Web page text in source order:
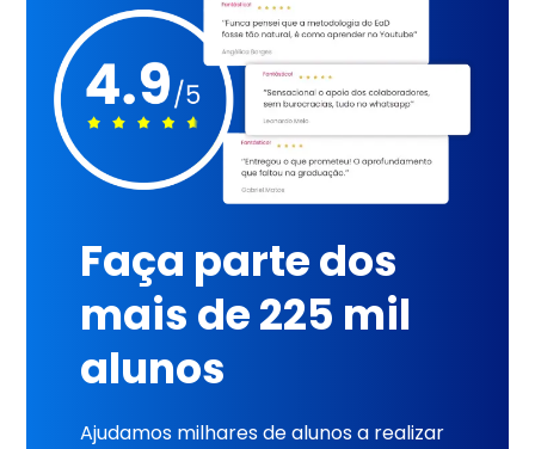
Faça parte dos
mais de 225 mil
alunos
Ajudamos milhares de alunos a realizar